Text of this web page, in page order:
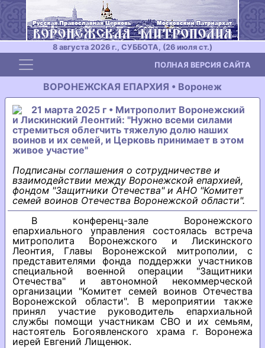
8 августа 2026 г., СУББОТА, (26 июля ст.)
Toggle navigation ПОЛНАЯ ВЕРСИЯ САЙТА
ВОРОНЕЖСКАЯ ЕПАРХИЯ • Воронеж
21 марта 2025 г • Митрополит Воронежский
и Лискинский Леонтий: "Нужно всеми силами
стремиться облегчить тяжелую долю наших
воинов и их семей, и Церковь принимает в этом
живое участие"
Подписаны соглашения о сотрудничестве и
взаимодействии между Воронежской епархией,
фондом "Защитники Отечества" и АНО "Комитет
семей воинов Отечества Воронежской области".
В конференц-зале Воронежского
епархиального управления состоялась встреча
митрополита Воронежского и Лискинского
Леонтия, Главы Воронежской митрополии, с
представителями фонда поддержки участников
специальной военной операции "Защитники
Отечества" и автономной некоммерческой
организации "Комитет семей воинов Отечества
Воронежской области". В мероприятии также
принял участие руководитель епархиальной
службы помощи участникам СВО и их семьям,
настоятель Богоявленского храма г. Воронежа
иерей Евгений Лищенюк.